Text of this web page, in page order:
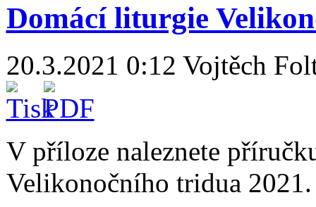
Domácí liturgie
20.3.2021 0:12 Vojtěch
V příloze naleznete
Velikonočního tridua 2021.